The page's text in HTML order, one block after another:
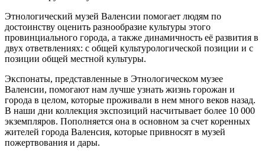
Этнологический музей Валенсии помогает людям по
достоинству оценить разнообразие культуры этого
провинциального города, а также динамичность её развития в
двух ответвлениях: с общей культурологической позиции и с
позиции общей местной культуры.
Экспонаты, представленные в Этнологическом музее
Валенсии, помогают нам лучше узнать жизнь горожан и
города в целом, которые проживали в нем много веков назад.
В наши дни коллекция экспозиций насчитывает более 10 000
экземпляров. Пополняется она в основном за счет коренных
жителей города Валенсия, которые привносят в музей
пожертвования и дары.